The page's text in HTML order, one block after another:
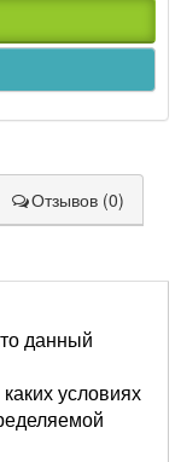
Отзывов (0)
данный
условиях